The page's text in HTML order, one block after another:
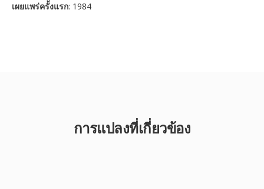
เผยแพร่ครั้งแรก: 1984
การแปลงที่เกี่ยวข้อง